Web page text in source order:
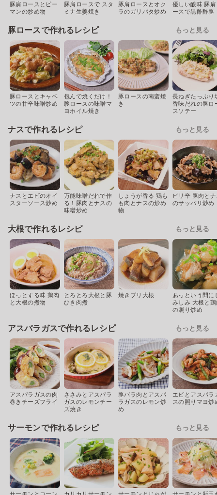
豚肩ロースとピー
マンの炒め物
豚肩ロースで スタ
ミナ生姜焼き
豚肩ロースとオク
ラのガリバタ炒め
優しい酸味 豚
ースで黒酢酢豚
豚ロースで作れるレシピ もっと見る
豚ロースとキャベ
ツの甘辛味噌炒め
包んで焼くだけ！
豚ロースの味噌マ
ヨホイル焼き
豚ロースの南蛮焼
き
長ねぎたっぷり
香味だれの豚ロ
スソテー
ナスで作れるレシピ もっと見る
ナスとエビのオイ
スターソース炒め
万能味噌だれで作
る！豚肉とナスの
味噌炒め
しょうが香る 鶏も
も肉とナスの炒め
物
ピリ辛 豚肉と
のサッパリ炒め
大根で作れるレシピ もっと見る
ほっとする味 鶏肉
と大根の煮物
とろとろ大根と豚
ひき肉煮
焼きブリ大根
あっという間に
みしみ 大根と
の照り炒め
アスパラガスで作れるレシピ もっと見る
アスパラガスの肉
巻きチーズフライ
ささみとアスパラ
ガスのレモンチー
ズ焼き
豚バラ肉とアスパ
ラガスのレモン炒
め
エビとアスパラ
スの照りマヨ炒
サーモンで作れるレシピ もっと見る